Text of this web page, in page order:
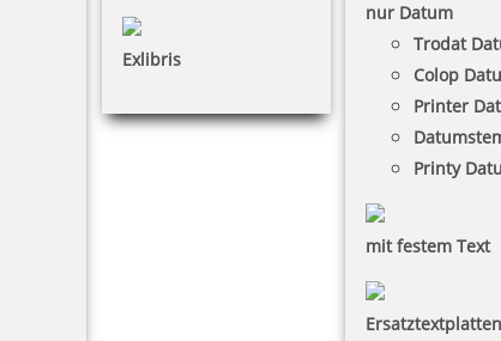
Exlibris
nur Datum
Trodat
Colop
Printer
Printy
mit festem Text